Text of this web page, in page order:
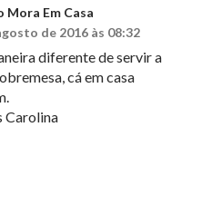
Mora Em Casa
de 2016 às 08:32
diferente de servir a
cá em casa
Carolina